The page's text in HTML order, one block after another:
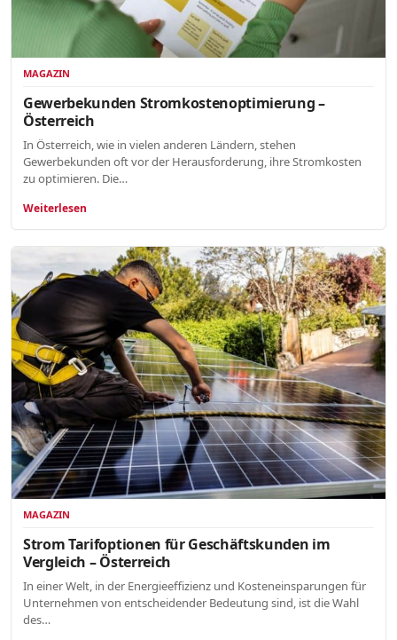
MAGAZIN
Gewerbekunden Stromkostenoptimierung –
Österreich
In Österreich, wie in vielen anderen Ländern, stehen
Gewerbekunden oft vor der Herausforderung, ihre Stromkosten
zu optimieren. Die…
Weiterlesen
MAGAZIN
Strom Tarifoptionen für Geschäftskunden im
Vergleich – Österreich
In einer Welt, in der Energieeffizienz und Kosteneinsparungen für
Unternehmen von entscheidender Bedeutung sind, ist die Wahl
des…